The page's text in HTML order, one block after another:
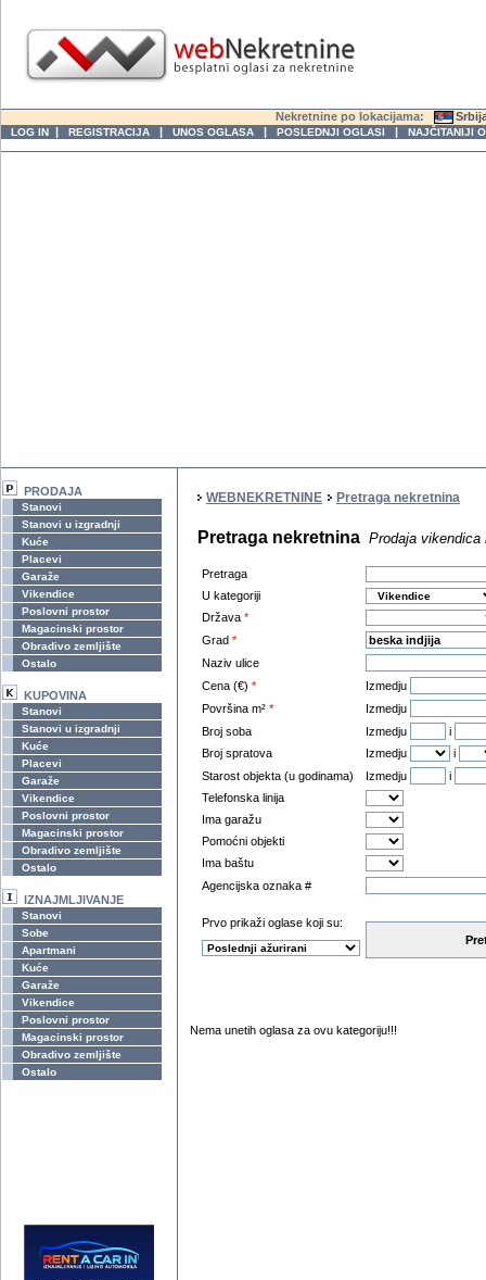
Nekretnine po lokacijama:
LOG IN | REGISTRACIJA | UNOS OGLASA | POSLEDNJI OGLASI | NAJČITANIJI
PRODAJA
Stanovi
Stanovi u izgradnji
Kuće
Placevi
Garaže
Vikendice
Poslovni prostor
Magacinski prostor
Obradivo zemljište
Ostalo
KUPOVINA
Stanovi
Stanovi u izgradnji
Kuće
Placevi
Garaže
Vikendice
Poslovni prostor
Magacinski prostor
Obradivo zemljište
Ostalo
IZNAJMLJIVANJE
Stanovi
Sobe
Apartmani
Kuće
Garaže
Vikendice
Poslovni prostor
Magacinski prostor
Obradivo zemljište
Ostalo
WEBNEKRETNINE Pretraga nekretnina
Pretraga nekretnina Prodaja vikendica
Pretraga
U kategoriji
Država *
Grad *
Naziv ulice
Cena (€) *
Izmedju
Površina m² *
Izmedju
Broj soba
Izmedju
i
Broj spratova
Izmedju
i
Starost objekta (u godinama)
Izmedju
i
Telefonska linija
Ima garažu
Pomoćni objekti
Ima baštu
Agencijska oznaka #
Prvo prikaži oglase koji su:
Nema unetih oglasa za ovu kategoriju!!!